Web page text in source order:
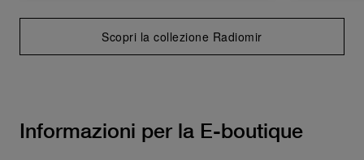
Scopri la collezione Radiomir
Informazioni per la E-boutique